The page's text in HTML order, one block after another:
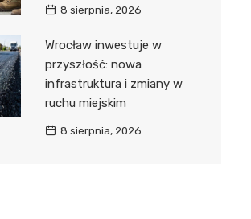
8 sierpnia, 2026
Wrocław inwestuje w
przyszłość: nowa
infrastruktura i zmiany w
ruchu miejskim
8 sierpnia, 2026